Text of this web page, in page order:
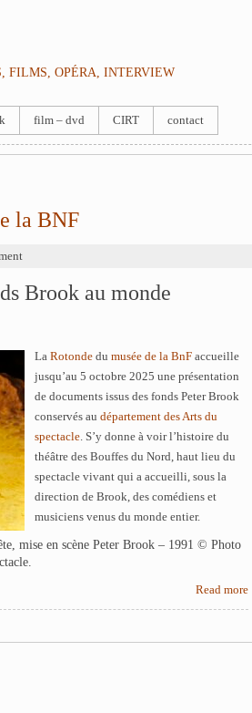
FILMS, OPÉRA, INTERVIEW
film – dvd CIRT contact
la BNF
Brook au monde
La Rotonde du musée de la BnF accueille
jusqu’au 5 octobre 2025 une présentation
de documents issus des fonds Peter Brook
conservés au département des Arts du
spectacle. S’y donne à voir l’histoire du
théâtre des Bouffes du Nord, haut lieu du
spectacle vivant qui a accueilli, sous la
direction de Brook, des comédiens et
musiciens venus du monde entier.
mise en scène Peter Brook – 1991 © Photo
Read more